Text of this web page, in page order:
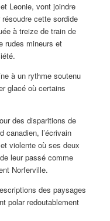
Leonie, vont joindre
cette sordide
à treize de train de
rudes mineurs et
à un rythme soutenu
glacé où certains
des disparitions de
canadien, l’écrivain
violente où ses deux
leur passé comme
Norferville.
des paysages
polar redoutablement